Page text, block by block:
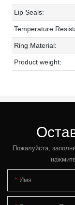
Lip Seals:
Temperature
Ring Material:
Product weight:
Пожалуйста,
Имя